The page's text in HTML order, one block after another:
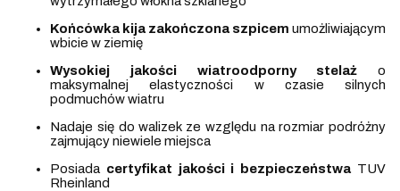
Końcówka kija zakończona szpicem umożliwiającym
wbicie w ziemię
Wysokiej jakości wiatroodporny stelaż o
maksymalnej elastyczności w czasie silnych
podmuchów wiatru
Nadaje się do walizek ze względu na rozmiar podróżny
zajmujący niewiele miejsca
Posiada certyfikat jakości i bezpieczeństwa TUV
Rheinland